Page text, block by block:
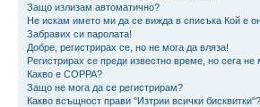
Защо излизам автоматично?
Не искам името ми да се вижда в списъка Кой е
Забравих си паролата!
Добре, регистрирах се, но не мога да вляза!
Регистрирах се преди известно време, но сега не
Какво е COPPA?
Защо не мога да се регистрирам?
Какво всъщност прави "Изтрии всички бисквитки"?